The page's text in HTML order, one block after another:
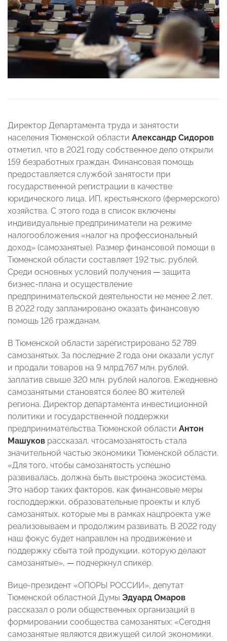
Директор Департамента труда и занятости
населения Тюменской области Александр Сидоров
отметил, что в 2021 году собственное дело открыли
159 безработных граждан. Финансовая помощь
предоставляется службой занятости при
государственной регистрации в качестве
юридического лица, ИП, крестьянского (фермерского)
хозяйства. С этого года в список включены
индивидуальные предприниматели на режиме
налогообложения «налог на профессиональный
доход» (самозанятые). Размер финансовой помощи в
Тюменской области составляет 192 тыс. рублей.
Среди основных условий получения — защита
бизнес-плана и осуществление
предпринимательской деятельности не менее 2 лет.
В 2022 году запланировано оказать финансовую
помощь 126 гражданам.
В Тюменской области зарегистрировано 52 789
самозанятых. За последние 2 года они оказали услуг
и продали товаров на 9 млрд.767 млн. рублей,
заплатив свыше 320 млн. рублей налогов. Ежедневно
самозанятыми становятся более 80 жителей
региона. Директор департамента инвестиционной
политики и государственной поддержки
предпринимательства Тюменской области Антон
Машуков рассказал, чтосамозанятость стала
значительной частью экономики Тюменской области.
«Для того, чтобы самозанятость успешно
развивалась, должна быть выстроена экосистема.
Это набор таких факторов, как финансовые меры
господдержки, образовательные проекты и клуб
самозанятых, которые мы в рамках нацпроекта уже
реализовываем и продолжим развивать. В 2022 году
наш фокус будет направлен на продвижение и
поддержку сбыта той продукции, которую делают
самозанятые», — подчеркнул спикер.
Вице-президент «ОПОРЫ РОССИИ», депутат
Тюменской областной Думы Эдуард Омаров
рассказал о роли общественных организаций в
формировании сообщества самозанятых: «Сегодня
самозанятые являются движущей силой экономики.